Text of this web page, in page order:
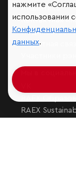
Аналитика
Контактная
Подписаться
Обратная
RAEX
нажмите
использовании
данных.